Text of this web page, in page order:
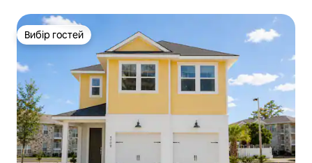
Вибір гостей
Вибір гостей